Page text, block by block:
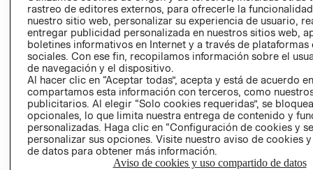
LIBRO DE
Ecuador ($)
CAMBIAR REGIÓN
rastreo de editores externos, para ofrecerle la
nuestro sitio web, personalizar su experiencia de usuario,
entregar publicidad personalizada en nuestros sitios web,
boletines informativos en Internet y a través de plataformas
sociales. Con ese fin, recopilamos información sobre el
de navegación y el dispositivo.
Al hacer clic en “Aceptar todas”, acepta y está de acuerdo
compartamos esta información con terceros, como
publicitarios. Al elegir “Solo cookies requeridas”, se
opcionales, lo que limita nuestra entrega de contenido y
personalizadas. Haga clic en “Configuración de cookies y
personalizar sus opciones. Visite nuestro aviso de cookies
de datos para obtener más información.
Aviso de cookies y uso compartido de datos